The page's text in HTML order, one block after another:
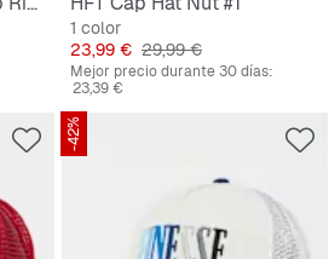
1 color
Precio
23,99 € Precio original
29,99 €
Mejor precio durante 30 días:
23,39 €
-42%